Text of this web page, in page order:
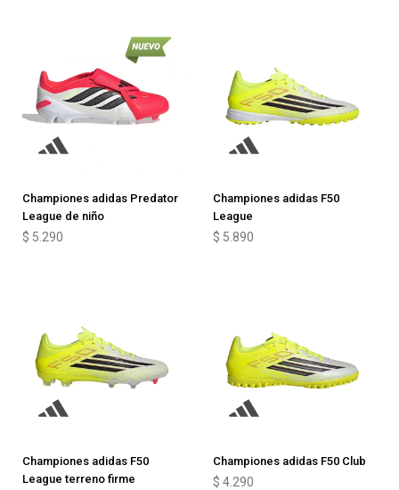
Championes adidas Predator
League de niño
$ 5.290
Championes adidas F50
League
$ 5.890
Championes adidas F50
League terreno firme
Championes adidas F50 Club
$ 4.290